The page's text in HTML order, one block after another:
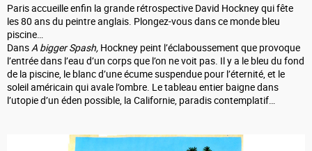
Paris accueille enfin la grande rétrospective David Hockney qui fête
les 80 ans du peintre anglais. Plongez-vous dans ce monde bleu
piscine…
DansA bigger Spash, Hockney peint l’éclaboussement que provoque
l’entrée dans l’eau d’un corps que l’on ne voit pas. Il y a le bleu du fond
de la piscine, le blanc d’une écume suspendue pour l’éternité, et le
soleil américain qui avale l’ombre. Le tableau entier baigne dans
l’utopie d’un éden possible, la Californie, paradis contemplatif…